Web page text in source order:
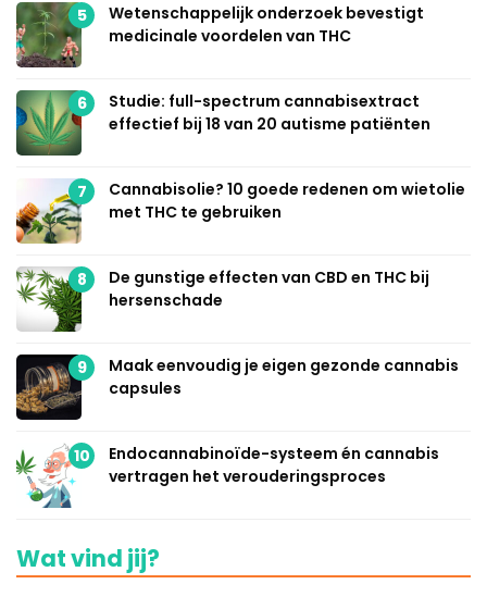
5
Wetenschappelijk onderzoek bevestigt
medicinale voordelen van THC
6
Studie: full-spectrum cannabisextract
effectief bij 18 van 20 autisme patiënten
7
Cannabisolie? 10 goede redenen om wietolie
met THC te gebruiken
8
De gunstige effecten van CBD en THC bij
hersenschade
9
Maak eenvoudig je eigen gezonde cannabis
capsules
10
Endocannabinoïde-systeem én cannabis
vertragen het verouderingsproces
Wat vind jij?